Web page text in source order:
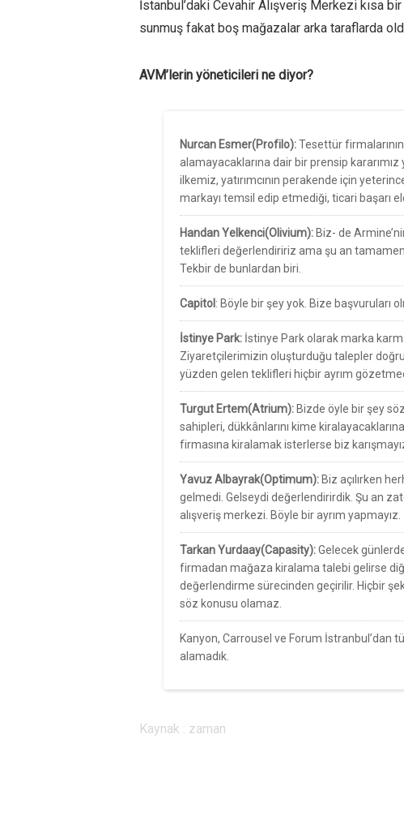
İstanbul’daki Cevahir Alışveriş Merkezi kısa
sunmuş fakat boş mağazalar arka taraflarda
AVM’lerin yöneticileri ne diyor?
Nurcan Esmer(Profilo):Tesettür
alamayacaklarına dair bir prensip
ilkemiz, yatırımcının perakende için
markayı temsil edip etmediği, ticari başarı
Handan Yelkenci(Olivium): Biz- de
teklifleri değerlendiririz ama şu an
Tekbir de bunlardan biri.
Capitol : Böyle bir şey yok. Bize başvuruları
İstinye Park: İstinye Park olarak marka
Ziyaretçilerimizin oluşturduğu talepler
yüzden gelen teklifleri hiçbir ayrım
Turgut Ertem(Atrium): Bizde öyle bir şey
sahipleri, dükkânlarını kime
firmasına kiralamak isterlerse biz
Yavuz Albayrak(Optimum): Biz açılırken
gelmedi. Gelseydi değerlendirirdik. Şu an
alışveriş merkezi. Böyle bir ayrım yapmayız.
Tarkan Yurdaay(Capasity):Gelecek
firmadan mağaza kiralama talebi gelirse
değerlendirme sürecinden geçirilir. Hiçbir
söz konusu olamaz.
Kanyon, Carrousel ve Forum İstranbul’dan
alamadık.
Kaynak : zaman